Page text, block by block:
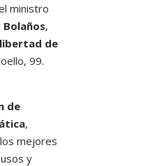
ministro
Bolaños,
libertad de
99.
de
,
mejores
y